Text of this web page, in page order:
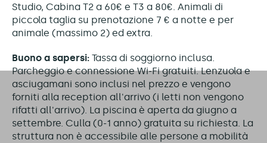
Studio, Cabina T2 a 60€ e T3 a 80€. Animali di
piccola taglia su prenotazione 7 € a notte e per
animale (massimo 2) ed extra.
Buono a sapersi: Tassa di soggiorno inclusa.
Parcheggio e connessione Wi-Fi gratuiti. Lenzuola e
asciugamani sono inclusi nel prezzo e vengono
forniti alla reception all'arrivo (i letti non vengono
rifatti all'arrivo). La piscina è aperta da giugno a
settembre. Culla (0-1 anno) gratuita su richiesta. La
struttura non è accessibile alle persone a mobilità